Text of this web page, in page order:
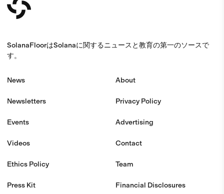
SolanaFloorはSolanaに関するニュースと教育の第一のソースで
す。
News
Newsletters
Events
Videos
Ethics Policy
Press Kit
About
Privacy Policy
Advertising
Contact
Team
Financial Disclosures